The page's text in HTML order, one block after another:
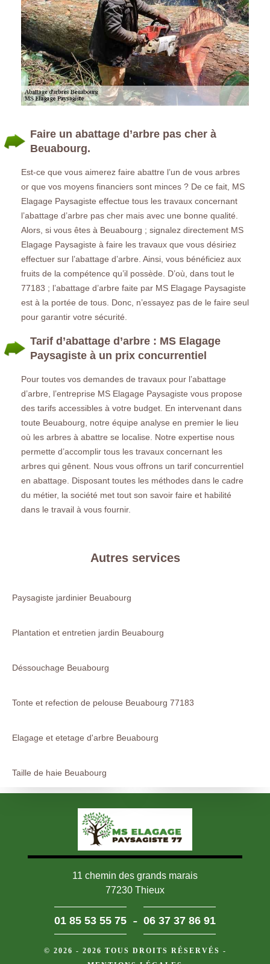
Faire un abattage d’arbre pas cher à
Beuabourg.
Est-ce que vous aimerez faire abattre l’un de vous arbres
or que vos moyens financiers sont minces ? De ce fait, MS
Elagage Paysagiste effectue tous les travaux concernant
l’abattage d’arbre pas cher mais avec une bonne qualité.
Alors, si vous êtes à Beuabourg ; signalez directement MS
Elagage Paysagiste à faire les travaux que vous désiriez
effectuer sur l’abattage d’arbre. Ainsi, vous bénéficiez aux
fruits de la compétence qu’il possède. D’où, dans tout le
77183 ; l’abattage d’arbre faite par MS Elagage Paysagiste
est à la portée de tous. Donc, n’essayez pas de le faire seul
pour garantir votre sécurité.
Tarif d’abattage d’arbre : MS Elagage
Paysagiste à un prix concurrentiel
Pour toutes vos demandes de travaux pour l’abattage
d’arbre, l’entreprise MS Elagage Paysagiste vous propose
des tarifs accessibles à votre budget. En intervenant dans
toute Beuabourg, notre équipe analyse en premier le lieu
où les arbres à abattre se localise. Notre expertise nous
permette d’accomplir tous les travaux concernant les
arbres qui gênent. Nous vous offrons un tarif concurrentiel
en abattage. Disposant toutes les méthodes dans le cadre
du métier, la société met tout son savoir faire et habilité
dans le travail à vous fournir.
Autres services
Paysagiste jardinier Beuabourg
Plantation et entretien jardin Beuabourg
Déssouchage Beuabourg
Tonte et refection de pelouse Beuabourg 77183
Elagage et etetage d'arbre Beuabourg
Taille de haie Beuabourg
11 chemin des grands marais
77230 Thieux
01 85 53 55 75 - 06 37 37 86 91
© 2026 - 2026 TOUS DROITS RÉSERVÉS -